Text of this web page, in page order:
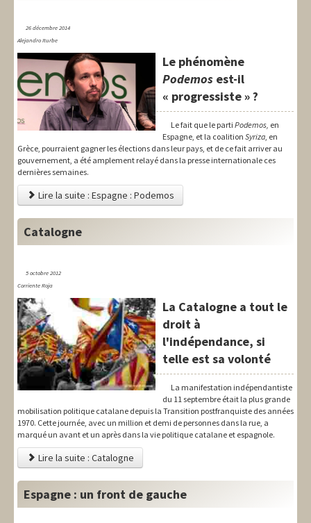
26 décembre 2014
Alejandro Iturbe
Le phénomène
Podemos est-il
« progressiste » ?
Le fait que le parti Podemos, en
Espagne, et la coalition Syriza, en
Grèce, pourraient gagner les élections dans leur pays, et de ce fait arriver au
gouvernement, a été amplement relayé dans la presse internationale ces
dernières semaines.
Lire la suite : Espagne : Podemos
Catalogne
5 octobre 2012
Corriente Roja
La Catalogne a tout le
droit à
l'indépendance, si
telle est sa volonté
La manifestation indépendantiste
du 11 septembre était la plus grande
mobilisation politique catalane depuis la Transition postfranquiste des années
1970. Cette journée, avec un million et demi de personnes dans la rue, a
marqué un avant et un après dans la vie politique catalane et espagnole.
Lire la suite : Catalogne
Espagne : un front de gauche